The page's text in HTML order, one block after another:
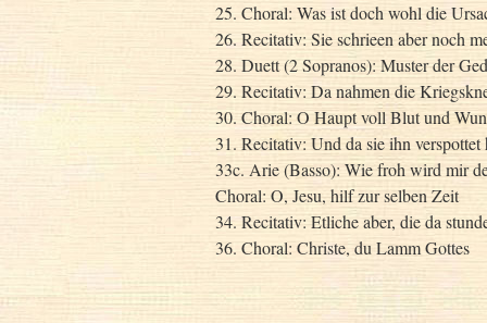
25. Choral: Was ist doch wohl die
26. Recitativ: Sie schrieen aber noch
28. Duett (2 Sopranos): Muster der
29. Recitativ: Da nahmen die
30. Choral: O Haupt voll Blut und
31. Recitativ: Und da sie ihn verspottet
33c. Arie (Basso): Wie froh wird mir
Choral: O, Jesu, hilf zur selben Zeit
34. Recitativ: Etliche aber, die da
36. Choral: Christe, du Lamm Gottes